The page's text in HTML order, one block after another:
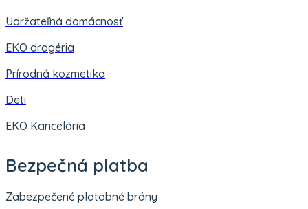
Udržateľná domácnosť
EKO drogéria
Prírodná kozmetika
Deti
EKO Kancelária
Bezpečná platba
Zabezpečené platobné brány